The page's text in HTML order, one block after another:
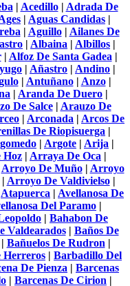
| Acedillo| Adrada De
| Aguas Candidas |
| Aguillo| Ailanes De
| Albaina | Albillos |
| Alfoz De Santa Gadea|
| Añastro | Andino |
| Antuñano| Anzo|
| Aranda De Duero |
De Salce| Arauzo De
| Arconada | Arcos De
De Riopisuerga |
| Argote | Arija |
Hoz | Arraya De Oca |
Arroyo De Muño| Arroyo
Arroyo De Valdivielso|
Atapuerca | Avellanosa De
Del Paramo |
| Bahabon De
Valdearados| Baños De
Bañuelos De Rudron|
Herreros | Barbadillo Del
De Pienza | Barcenas
| Barcenas De Cirion |